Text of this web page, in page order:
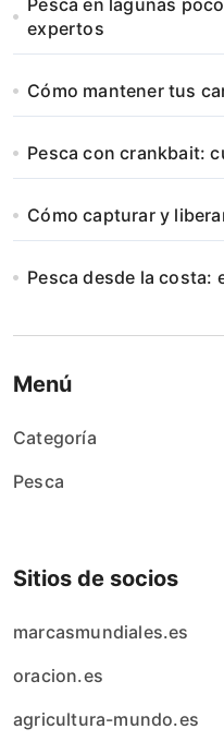
Pesca en lagunas
expertos
Cómo mantener tus
Pesca con crankbait:
Cómo capturar y
Pesca desde la costa:
Menú
Categoría
Pesca
Sitios de socios
marcasmundiales.es
oracion.es
agricultura-mundo.es